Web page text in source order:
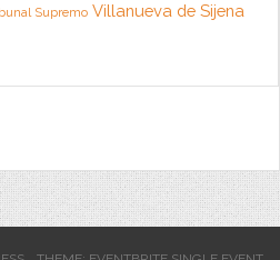
Supremo Villanueva de Sijena